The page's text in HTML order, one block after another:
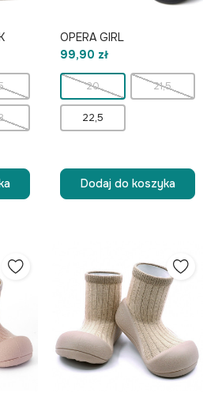
OPERA GIRL
99,90 zł
20 21,5
22,5
Dodaj do koszyka